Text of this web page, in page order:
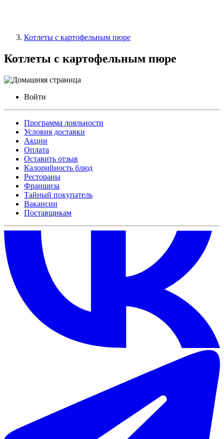
Котлеты с картофельным пюре
Котлеты с картофельным пюре
Войти
Программа лояльности
Условия доставки
Акции
Оплата
Оставить отзыв
Калорийность блюд
Рестораны
Франшиза
Тайный покупатель
Вакансии
Поставщикам